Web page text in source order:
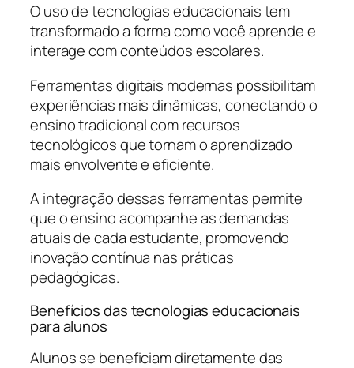
O uso de tecnologias educacionais tem
transformado a forma como você aprende e
interage com conteúdos escolares.
Ferramentas digitais modernas possibilitam
experiências mais dinâmicas, conectando o
ensino tradicional com recursos
tecnológicos que tornam o aprendizado
mais envolvente e eficiente.
A integração dessas ferramentas permite
que o ensino acompanhe as demandas
atuais de cada estudante, promovendo
inovação contínua nas práticas
pedagógicas.
Benefícios das tecnologias educacionais
para alunos
Alunos se beneficiam diretamente das